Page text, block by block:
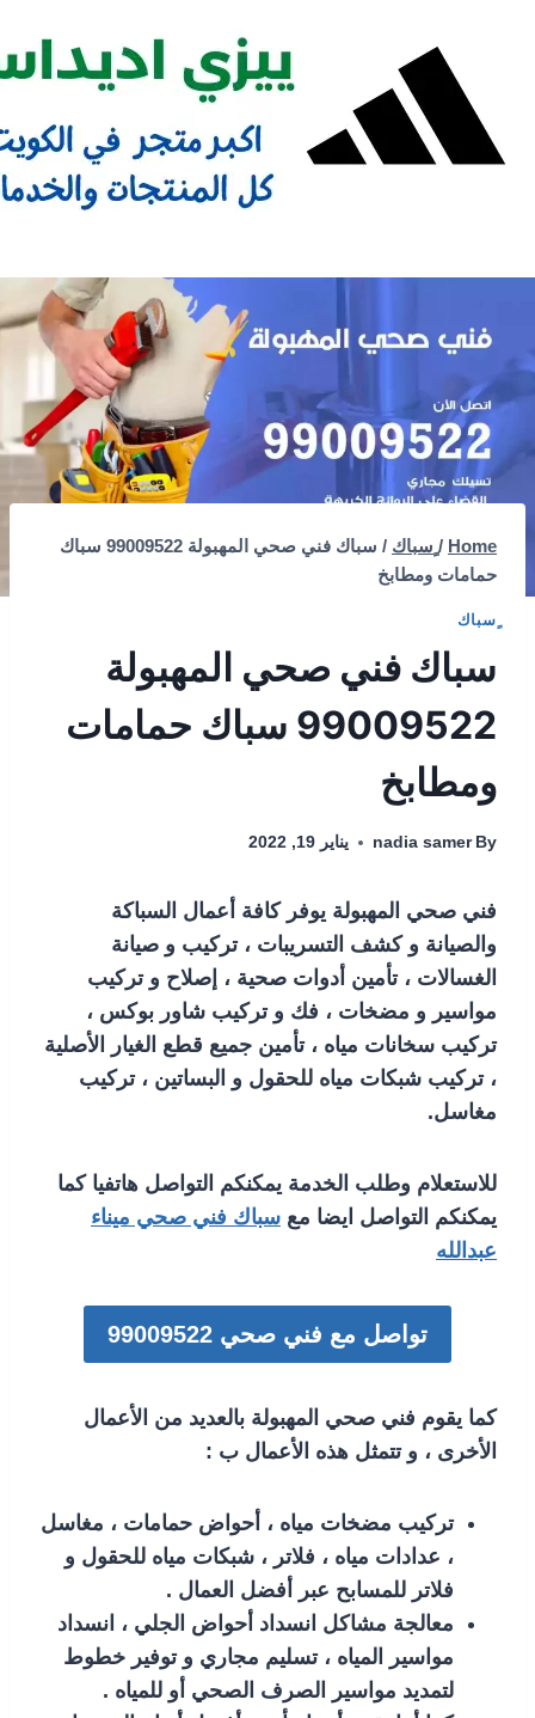
content
Home
/ ٍسباك /
سباك فني صحي المهبولة 99009522 سباك
حمامات ومطابخ
ٍسباك
سباك فني صحي المهبولة
99009522 سباك حمامات
ومطابخ
By
nadia samer يناير 19, 2022
فني صحي المهبولة يوفر كافة أعمال السباكة
والصيانة و كشف التسريبات ، تركيب و صيانة
الغسالات ، تأمين أدوات صحية ، إصلاح و تركيب
مواسير و مضخات ، فك و تركيب شاور بوكس ،
تركيب سخانات مياه ، تأمين جميع قطع الغيار الأصلية
، تركيب شبكات مياه للحقول و البساتين ، تركيب
مغاسل.
للاستعلام وطلب الخدمة يمكنكم التواصل هاتفيا كما
يمكنكم التواصل ايضا مع سباك فني صحي ميناء
عبدالله
تواصل مع فني صحي 99009522
كما يقوم فني صحي المهبولة بالعديد من الأعمال
الأخرى ، و تتمثل هذه الأعمال ب :
تركيب مضخات مياه ، أحواض حمامات ، مغاسل
، عدادات مياه ، فلاتر ، شبكات مياه للحقول و
فلاتر للمسابح عبر أفضل العمال .
معالجة مشاكل انسداد أحواض الجلي ، انسداد
مواسير المياه ، تسليم مجاري و توفير خطوط
لتمديد مواسير الصرف الصحي أو للمياه .